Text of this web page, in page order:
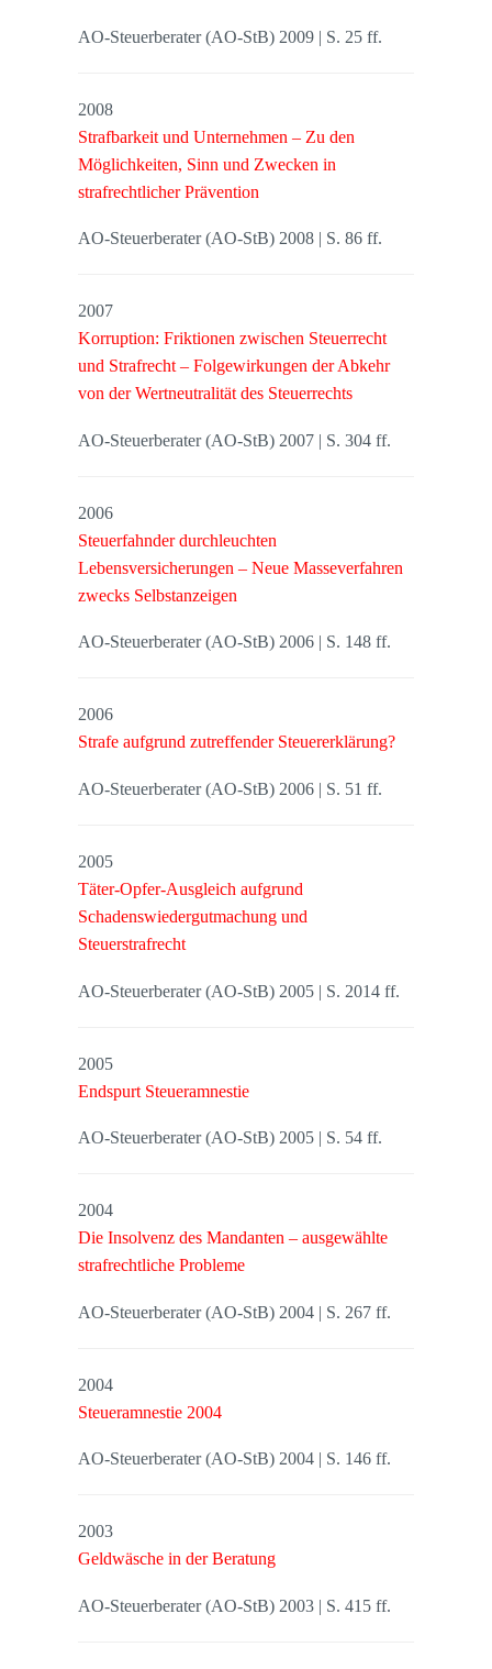
AO-Steuerberater (AO-StB) 2009 | S. 25 ff.
2008
Strafbarkeit und Unternehmen – Zu den
Möglichkeiten, Sinn und Zwecken in
strafrechtlicher Prävention
AO-Steuerberater (AO-StB) 2008 | S. 86 ff.
2007
Korruption: Friktionen zwischen Steuerrecht
und Strafrecht – Folgewirkungen der Abkehr
von der Wertneutralität des Steuerrechts
AO-Steuerberater (AO-StB) 2007 | S. 304 ff.
2006
Steuerfahnder durchleuchten
Lebensversicherungen – Neue Masseverfahren
zwecks Selbstanzeigen
AO-Steuerberater (AO-StB) 2006 | S. 148 ff.
2006
Strafe aufgrund zutreffender Steuererklärung?
AO-Steuerberater (AO-StB) 2006 | S. 51 ff.
2005
Täter-Opfer-Ausgleich aufgrund
Schadenswiedergutmachung und
Steuerstrafrecht
AO-Steuerberater (AO-StB) 2005 | S. 2014 ff.
2005
Endspurt Steueramnestie
AO-Steuerberater (AO-StB) 2005 | S. 54 ff.
2004
Die Insolvenz des Mandanten – ausgewählte
strafrechtliche Probleme
AO-Steuerberater (AO-StB) 2004 | S. 267 ff.
2004
Steueramnestie 2004
AO-Steuerberater (AO-StB) 2004 | S. 146 ff.
2003
Geldwäsche in der Beratung
AO-Steuerberater (AO-StB) 2003 | S. 415 ff.